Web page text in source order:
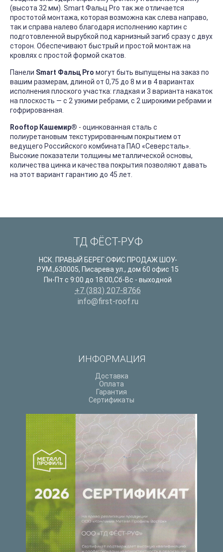
(высота 32 мм). Smart Фальц Pro так же отличается
простотой монтажа, которая возможна как слева направо,
так и справа налево благодаря исполнению картин с
подготовленной вырубкой под карнизный загиб сразу с двух
сторон. Обеспечивают быстрый и простой монтаж на
кровлях с простой формой скатов.
Панели Smart Фальц Pro могут быть выпущены на заказ по
вашим размерам, длиной от 0,75 до 8 м и в 4 вариантах
исполнения плоского участка: гладкая и 3 варианта накаток
на плоскость — с 2 узкими ребрами, с 2 широкими ребрами и
гофрированная.
Rooftop Кашемир® - оцинкованная сталь с
полиуретановым текстурированным покрытием от
ведущего Российского комбината ПАО «Северсталь».
Высокие показатели толщины металлической основы,
количества цинка и качества покрытия позволяют давать
на этот вариант гарантию до 45 лет.
ТД ФЁСТ-РУФ
НСК. ПРАВЫЙ БЕРЕГ:ОФИС ПРОДАЖ ШОУ-
РУМ.,630005, Писарева ул., дом 60 офис 15
Пн-Пт с 9:00 до 18:00,Сб-Вс - выходной
+7 (383) 207-8766
info@first-roof.ru
ИНФОРМАЦИЯ
Доставка
Оплата
Гарантия
Сертификаты